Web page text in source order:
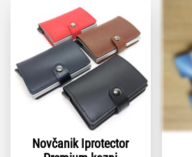
Novčanik Iprotector